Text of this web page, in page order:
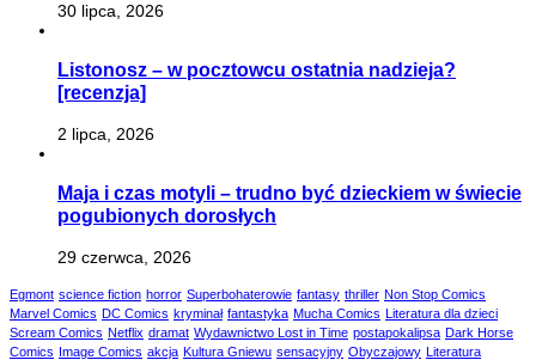
30 lipca, 2026
Listonosz – w pocztowcu ostatnia nadzieja?
[recenzja]
2 lipca, 2026
Maja i czas motyli – trudno być dzieckiem w świecie
pogubionych dorosłych
29 czerwca, 2026
Egmont science fiction horror Superbohaterowie fantasy thriller Non Stop Comics
Marvel Comics DC Comics kryminał fantastyka Mucha Comics Literatura dla dzieci
Scream Comics Netflix dramat Wydawnictwo Lost in Time postapokalipsa Dark Horse
Comics Image Comics akcja Kultura Gniewu sensacyjny Obyczajowy Literatura